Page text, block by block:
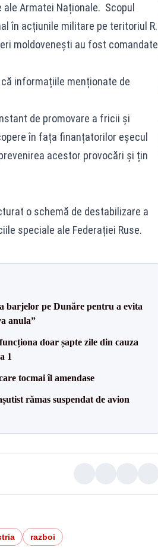
Armatei Naționale. Scopul
în acțiunile militare pe teritoriul R.
moldovenești au fost comandate
informațiile menționate de
de promovare a fricii și
în fața finanțatorilor eșecul
acestor provocări și țin
o schemă de destabilizare a
speciale ale Federației Ruse.
barjelor pe Dunăre pentru a evita
anula”
doar șapte zile din cauza
1
tocmai îl amendase
rămas suspendat de avion
razboi